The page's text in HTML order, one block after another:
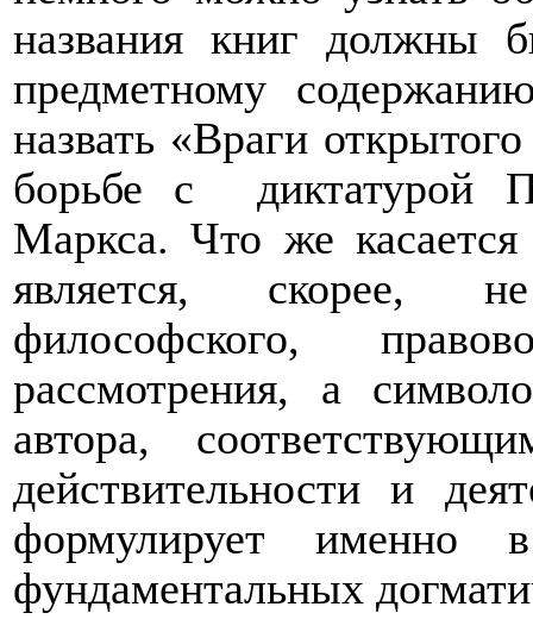
названия книг должны
предметному
назвать «Враги
борьбе с
диктатурой
Маркса. Что же
является, скорее,
философского,
рассмотрения, а
автора,
действительности и
формулирует именно
фундаментальных